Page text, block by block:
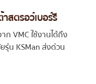
สตรอว์เบอร์รี
ก VMC ใช้งานได้ถึง
รุ่น KSMan ส่งด่วน